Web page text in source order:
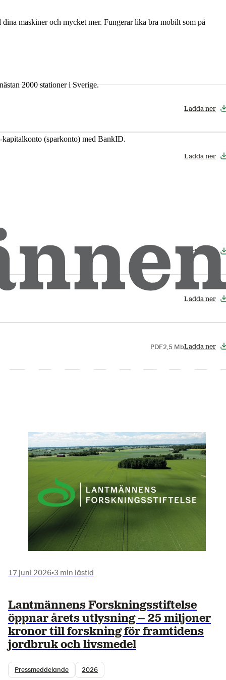
maskiner och mycket mer. Fungerar lika bra mobilt som på
2000 stationer i Sverige.
kapitalkonto (sparkonto) med BankID.
Ladda ner
Ladda ner
Ladda ner
Ladda ner
PDF2,5 MbLadda ner
17 juni 2026•3 min lästid
Lantmännens Forskningsstiftelse
öppnar årets utlysning – 25 miljoner
kronor till forskning för framtidens
jordbruk och livsmedel
Pressmeddelande 2026